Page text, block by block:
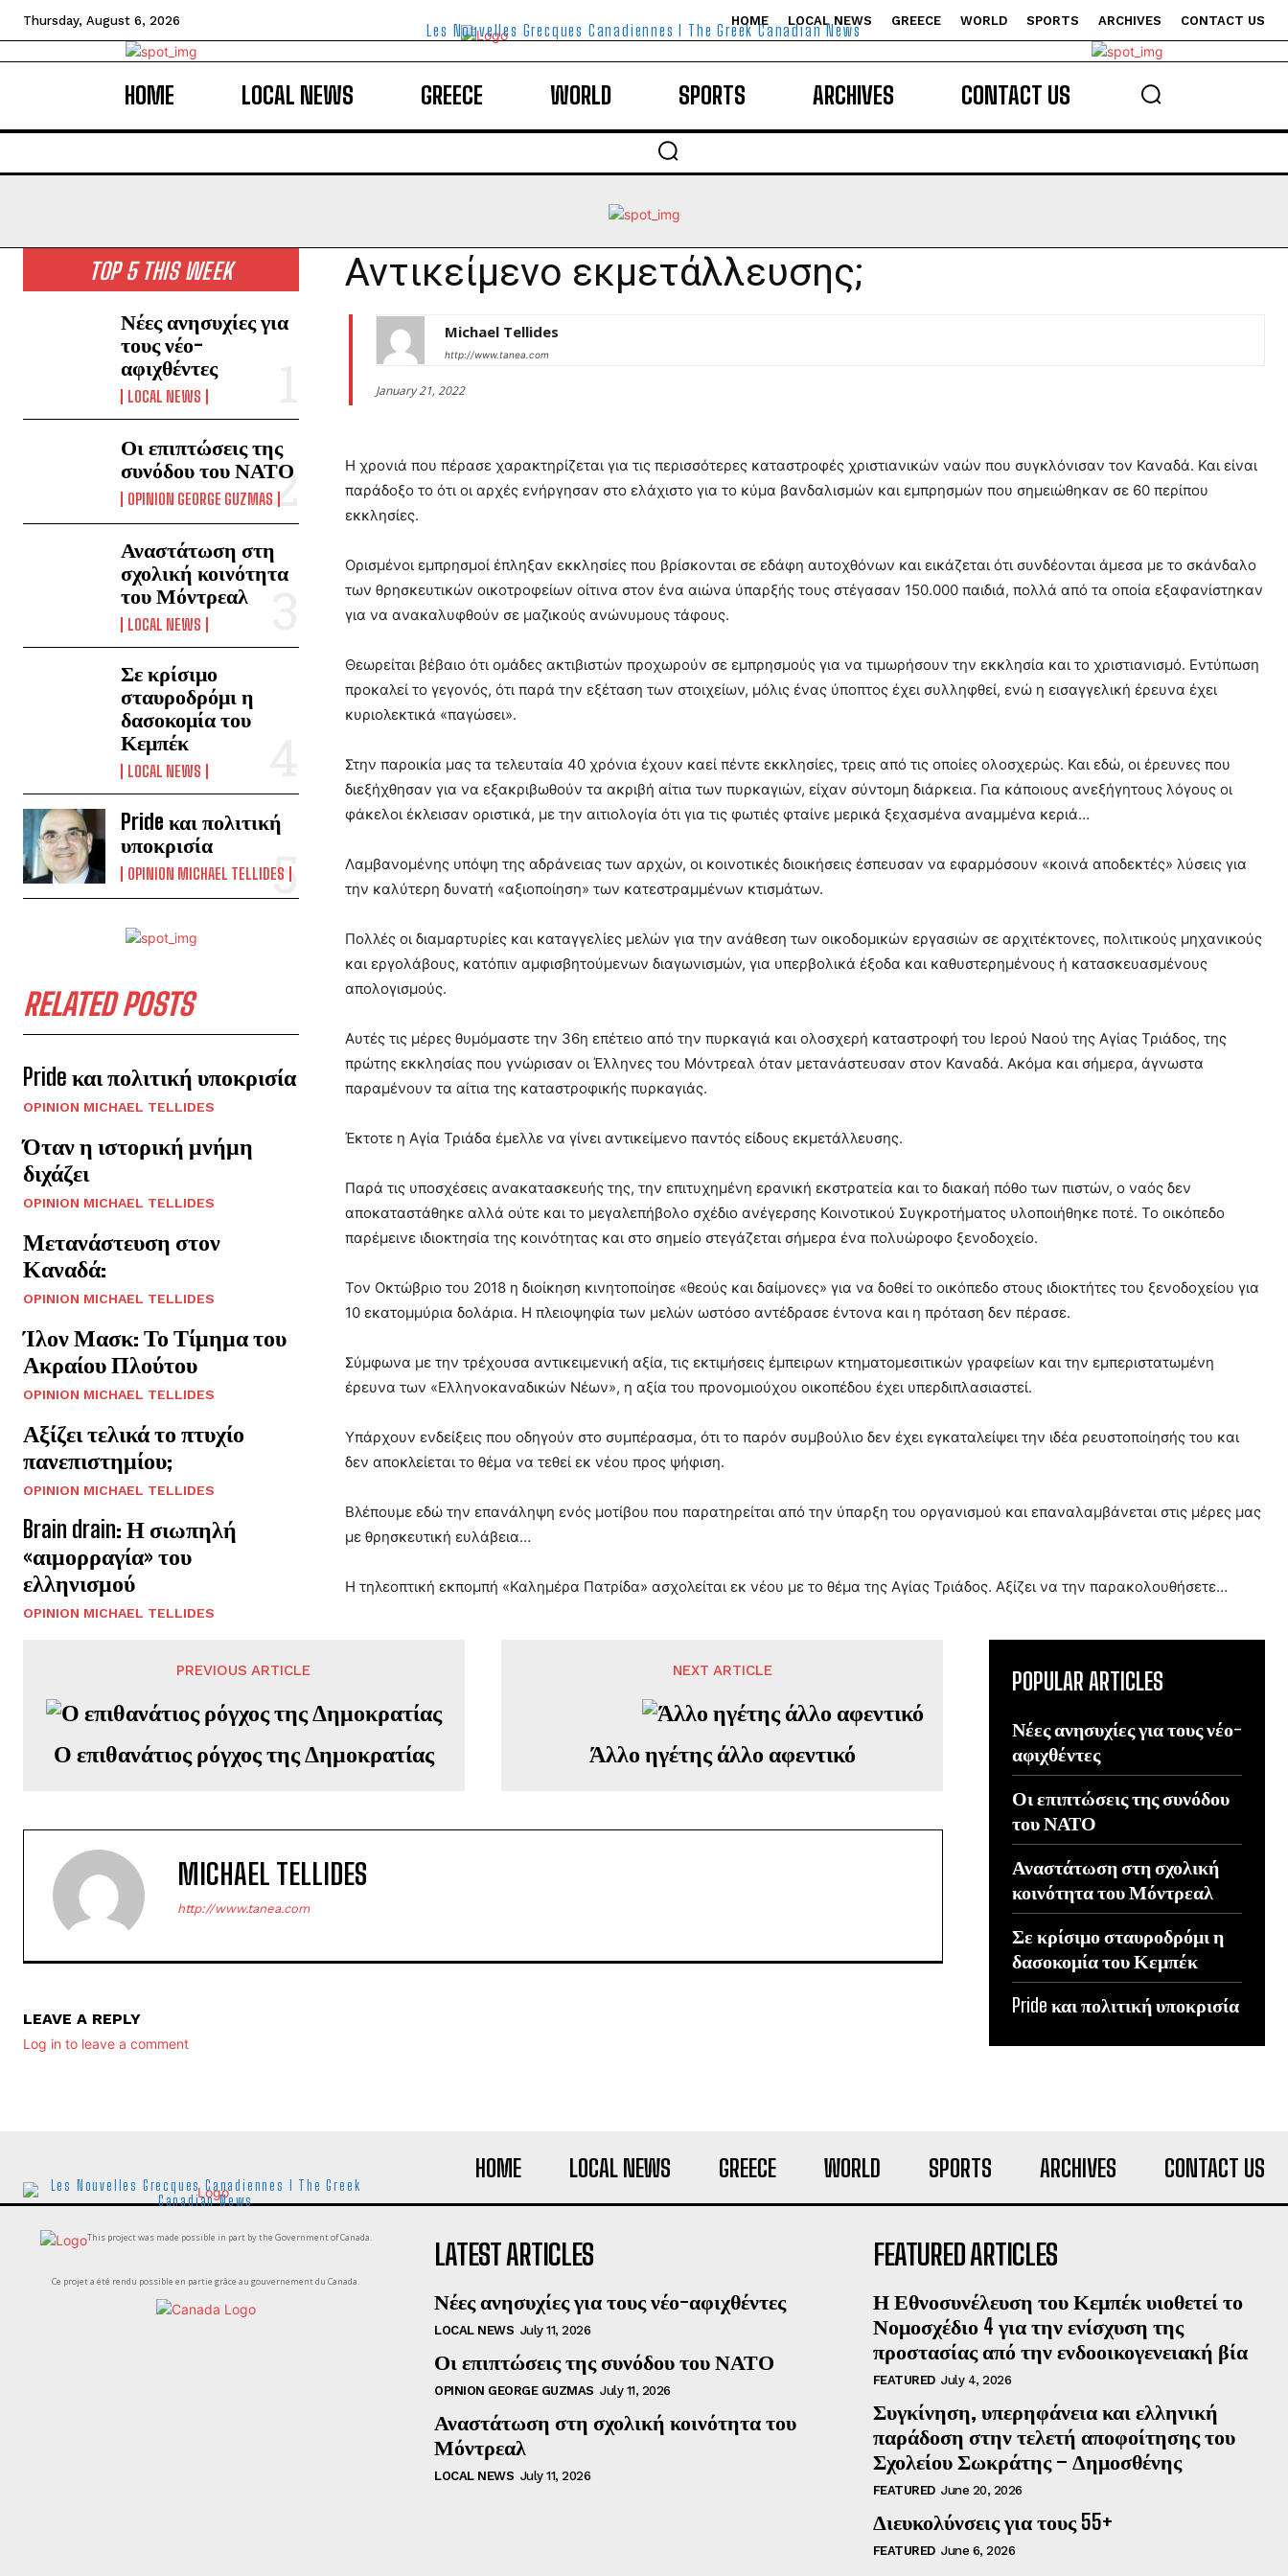
Thursday, August 6, 2026 HOME LOCAL NEWS GREECE WORLD SPORTS ARCHIVES CONTACT US
Les Nouvelles Grecques Canadiennes I The Greek Canadian News
HOME LOCAL NEWS GREECE WORLD SPORTS ARCHIVES CONTACT US
TOP 5 THIS WEEK
Νέες ανησυχίες για
τους νέο-
αφιχθέντες
LOCAL NEWS
Οι επιπτώσεις της
συνόδου του ΝΑΤΟ
OPINION GEORGE GUZMAS
Αναστάτωση στη
σχολική κοινότητα
του Μόντρεαλ
LOCAL NEWS
Σε κρίσιμο
σταυροδρόμι η
δασοκομία του
Κεμπέκ
LOCAL NEWS
Pride και πολιτική
υποκρισία
OPINION MICHAEL TELLIDES
RELATED POSTS
Pride και πολιτική υποκρισία
OPINION MICHAEL TELLIDES
Όταν η ιστορική μνήμη
διχάζει
OPINION MICHAEL TELLIDES
Μετανάστευση στον
Καναδά:
OPINION MICHAEL TELLIDES
Ίλον Μασκ: Το Τίμημα του
Ακραίου Πλούτου
OPINION MICHAEL TELLIDES
Αξίζει τελικά το πτυχίο
πανεπιστημίου;
OPINION MICHAEL TELLIDES
Brain drain: Η σιωπηλή
«αιμορραγία» του
ελληνισμού
OPINION MICHAEL TELLIDES
Αντικείμενο εκμετάλλευσης;
Michael Tellides
http://www.tanea.com
January 21, 2022
Η χρονιά που πέρασε χαρακτηρίζεται για τις περισσότερες καταστροφές χριστιανικών ναών που συγκλόνισαν τον Καναδά. Και είναι
παράδοξο το ότι οι αρχές ενήργησαν στο ελάχιστο για το κύμα βανδαλισμών και εμπρησμών που σημειώθηκαν σε 60 περίπου
εκκλησίες.
Ορισμένοι εμπρησμοί έπληξαν εκκλησίες που βρίσκονται σε εδάφη αυτοχθόνων και εικάζεται ότι συνδέονται άμεσα με το σκάνδαλο
των θρησκευτικών οικοτροφείων οίτινα στον ένα αιώνα ύπαρξής τους στέγασαν 150.000 παιδιά, πολλά από τα οποία εξαφανίστηκαν
για να ανακαλυφθούν σε μαζικούς ανώνυμους τάφους.
Θεωρείται βέβαιο ότι ομάδες ακτιβιστών προχωρούν σε εμπρησμούς για να τιμωρήσουν την εκκλησία και το χριστιανισμό. Εντύπωση
προκαλεί το γεγονός, ότι παρά την εξέταση των στοιχείων, μόλις ένας ύποπτος έχει συλληφθεί, ενώ η εισαγγελική έρευνα έχει
κυριολεκτικά «παγώσει».
Στην παροικία μας τα τελευταία 40 χρόνια έχουν καεί πέντε εκκλησίες, τρεις από τις οποίες ολοσχερώς. Και εδώ, οι έρευνες που
διεξήχθησαν για να εξακριβωθούν τα ακριβή αίτια των πυρκαγιών, είχαν σύντομη διάρκεια. Για κάποιους ανεξήγητους λόγους οι
φάκελοι έκλεισαν οριστικά, με την αιτιολογία ότι για τις φωτιές φταίνε μερικά ξεχασμένα αναμμένα κεριά…
Λαμβανομένης υπόψη της αδράνειας των αρχών, οι κοινοτικές διοικήσεις έσπευσαν να εφαρμόσουν «κοινά αποδεκτές» λύσεις για
την καλύτερη δυνατή «αξιοποίηση» των κατεστραμμένων κτισμάτων.
Πολλές οι διαμαρτυρίες και καταγγελίες μελών για την ανάθεση των οικοδομικών εργασιών σε αρχιτέκτονες, πολιτικούς μηχανικούς
και εργολάβους, κατόπιν αμφισβητούμενων διαγωνισμών, για υπερβολικά έξοδα και καθυστερημένους ή κατασκευασμένους
απολογισμούς.
Αυτές τις μέρες θυμόμαστε την 36η επέτειο από την πυρκαγιά και ολοσχερή καταστροφή του Ιερού Ναού της Αγίας Τριάδος, της
πρώτης εκκλησίας που γνώρισαν οι Έλληνες του Μόντρεαλ όταν μετανάστευσαν στον Καναδά. Ακόμα και σήμερα, άγνωστα
παραμένουν τα αίτια της καταστροφικής πυρκαγιάς.
Έκτοτε η Αγία Τριάδα έμελλε να γίνει αντικείμενο παντός είδους εκμετάλλευσης.
Παρά τις υποσχέσεις ανακατασκευής της, την επιτυχημένη ερανική εκστρατεία και το διακαή πόθο των πιστών, ο ναός δεν
αποκαταστάθηκε αλλά ούτε και το μεγαλεπήβολο σχέδιο ανέγερσης Κοινοτικού Συγκροτήματος υλοποιήθηκε ποτέ. Το οικόπεδο
παρέμεινε ιδιοκτησία της κοινότητας και στο σημείο στεγάζεται σήμερα ένα πολυώροφο ξενοδοχείο.
Τον Οκτώβριο του 2018 η διοίκηση κινητοποίησε «θεούς και δαίμονες» για να δοθεί το οικόπεδο στους ιδιοκτήτες του ξενοδοχείου για
10 εκατομμύρια δολάρια. Η πλειοψηφία των μελών ωστόσο αντέδρασε έντονα και η πρόταση δεν πέρασε.
Σύμφωνα με την τρέχουσα αντικειμενική αξία, τις εκτιμήσεις έμπειρων κτηματομεσιτικών γραφείων και την εμπεριστατωμένη
έρευνα των «Ελληνοκαναδικών Νέων», η αξία του προνομιούχου οικοπέδου έχει υπερδιπλασιαστεί.
Υπάρχουν ενδείξεις που οδηγούν στο συμπέρασμα, ότι το παρόν συμβούλιο δεν έχει εγκαταλείψει την ιδέα ρευστοποίησής του και
δεν αποκλείεται το θέμα να τεθεί εκ νέου προς ψήφιση.
Βλέπουμε εδώ την επανάληψη ενός μοτίβου που παρατηρείται από την ύπαρξη του οργανισμού και επαναλαμβάνεται στις μέρες μας
με θρησκευτική ευλάβεια…
Η τηλεοπτική εκπομπή «Καλημέρα Πατρίδα» ασχολείται εκ νέου με το θέμα της Αγίας Τριάδος. Αξίζει να την παρακολουθήσετε…
PREVIOUS ARTICLE
Ο επιθανάτιος ρόγχος της Δημοκρατίας
NEXT ARTICLE
Άλλο ηγέτης άλλο αφεντικό
MICHAEL TELLIDES
http://www.tanea.com
LEAVE A REPLY
Log in to leave a comment
POPULAR ARTICLES
Νέες ανησυχίες για τους νέο-
αφιχθέντες
Οι επιπτώσεις της συνόδου
του ΝΑΤΟ
Αναστάτωση στη σχολική
κοινότητα του Μόντρεαλ
Σε κρίσιμο σταυροδρόμι η
δασοκομία του Κεμπέκ
Pride και πολιτική υποκρισία
HOME LOCAL NEWS GREECE WORLD SPORTS ARCHIVES CONTACT US
Les Nouvelles Grecques Canadiennes I The Greek
Canadian News
This project was made possible in part by the Government of Canada.
Ce projet a été rendu possible en partie grâce au gouvernement du Canada.
LATEST ARTICLES
Νέες ανησυχίες για τους νέο-αφιχθέντες
LOCAL NEWS July 11, 2026
Οι επιπτώσεις της συνόδου του ΝΑΤΟ
OPINION GEORGE GUZMAS July 11, 2026
Αναστάτωση στη σχολική κοινότητα του
Μόντρεαλ
LOCAL NEWS July 11, 2026
FEATURED ARTICLES
Η Εθνοσυνέλευση του Κεμπέκ υιοθετεί το
Νομοσχέδιο 4 για την ενίσχυση της
προστασίας από την ενδοοικογενειακή βία
FEATURED July 4, 2026
Συγκίνηση, υπερηφάνεια και ελληνική
παράδοση στην τελετή αποφοίτησης του
Σχολείου Σωκράτης – Δημοσθένης
FEATURED June 20, 2026
Διευκολύνσεις για τους 55+
FEATURED June 6, 2026